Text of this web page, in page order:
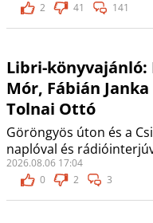
2
41 141
Libri-könyvajánló:
Mór, Fábián Janka
Tolnai Ottó
Göröngyös úton és a
naplóval és
2026.08.06 17:04
0
2 3